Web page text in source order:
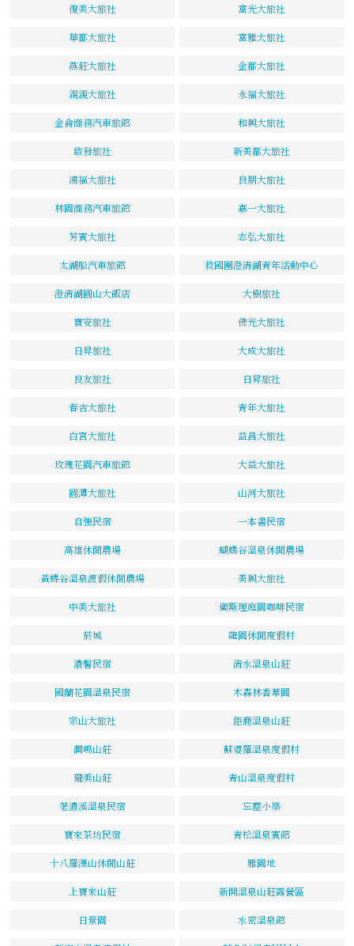
復美大旅社 富光大旅社
華都大旅社 富雅大旅社
燕莊大旅社 金都大旅社
親親大旅社 永福大旅社
金侖商務汽車旅館 和興大旅社
啟發旅社 新美都大旅社
鴻福大旅社 良朋大旅社
林園商務汽車旅館 嘉一大旅社
芳賓大旅社 志弘大旅社
太湖船汽車旅館 救國團澄清湖青年活動中心
澄清湖圓山大飯店 大樹旅社
寶安旅社 佛光大旅社
日昇旅社 大成大旅社
良友旅社 日昇旅社
春吉大旅社 青年大旅社
白宮大旅社 益昌大旅社
玫瑰花園汽車旅館 大益大旅社
圓潭大旅社 山河大旅社
自強民宿 一本書民宿
高雄休閒農場 蝴蝶谷溫泉休閒農場
黃蝶谷溫泉渡假休閒農場 美興大旅社
中美大旅社 衛斯理庭園咖啡民宿
菸城 龍園休閒度假村
濃馨民宿 清水溫泉山莊
國蘭花園溫泉民宿 木森林香草園
宗山大旅社 鉅鹿溫泉山莊
澗鳴山莊 蘇婆羅溫泉度假村
瓏美山莊 青山溫泉度假村
荖濃溪溫泉民宿 忘塵小築
寶來茶坊民宿 青松溫泉賓館
十八羅漢山休閒山莊 雅園地
上寶來山莊 新開溫泉山莊露營區
日景園 水密溫泉館